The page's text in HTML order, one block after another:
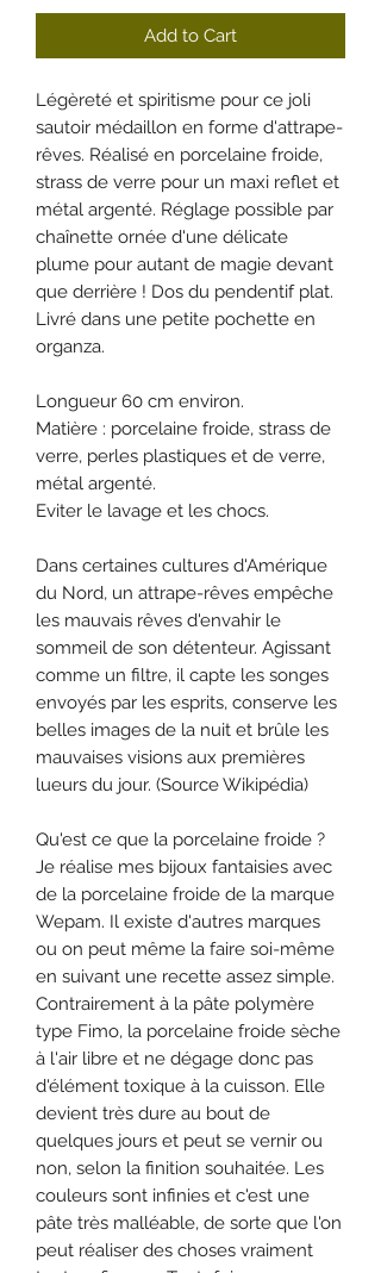
Add to Cart
Légèreté et spiritisme pour ce joli
sautoir médaillon en forme d'attrape-
rêves. Réalisé en porcelaine froide,
strass de verre pour un maxi reflet et
métal argenté. Réglage possible par
chaînette ornée d'une délicate
plume pour autant de magie devant
que derrière ! Dos du pendentif plat.
Livré dans une petite pochette en
organza.
Longueur 60 cm environ.
Matière : porcelaine froide, strass de
verre, perles plastiques et de verre,
métal argenté.
Eviter le lavage et les chocs.
Dans certaines cultures d'Amérique
du Nord, un attrape-rêves empêche
les mauvais rêves d'envahir le
sommeil de son détenteur. Agissant
comme un filtre, il capte les songes
envoyés par les esprits, conserve les
belles images de la nuit et brûle les
mauvaises visions aux premières
lueurs du jour. (Source Wikipédia)
Qu'est ce que la porcelaine froide ?
Je réalise mes bijoux fantaisies avec
de la porcelaine froide de la marque
Wepam. Il existe d'autres marques
ou on peut même la faire soi-même
en suivant une recette assez simple.
Contrairement à la pâte polymère
type Fimo, la porcelaine froide sèche
à l'air libre et ne dégage donc pas
d'élément toxique à la cuisson. Elle
devient très dure au bout de
quelques jours et peut se vernir ou
non, selon la finition souhaitée. Les
couleurs sont infinies et c'est une
pâte très malléable, de sorte que l'on
peut réaliser des choses vraiment